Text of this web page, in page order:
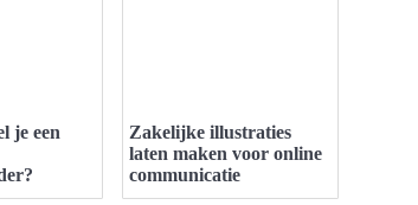
je een
Zakelijke illustraties
laten maken voor online
communicatie